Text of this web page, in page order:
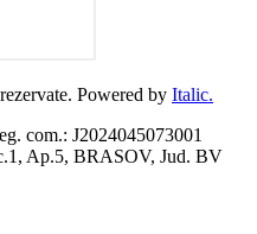
Powered by Italic.
com.: J2024045073001
Ap.5, BRASOV, Jud. BV